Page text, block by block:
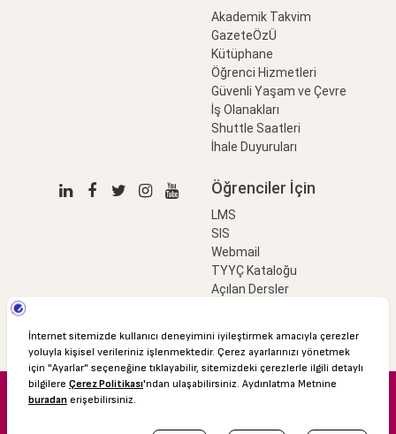
Akademik Takvim
GazeteÖzÜ
Kütüphane
Öğrenci Hizmetleri
Güvenli Yaşam ve Çevre
İş Olanakları
Shuttle Saatleri
İhale Duyuruları
Öğrenciler İçin
LMS
SIS
Webmail
TYYÇ Kataloğu
Açılan Dersler
© 2016 Özyeğin Üniversitesi